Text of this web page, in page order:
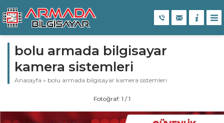
bolu armada bilgisayar
kamera sistemleri
Anasayfa » bolu armada bilgisayar kamera sistemleri
Fotoğraf: 1 / 1